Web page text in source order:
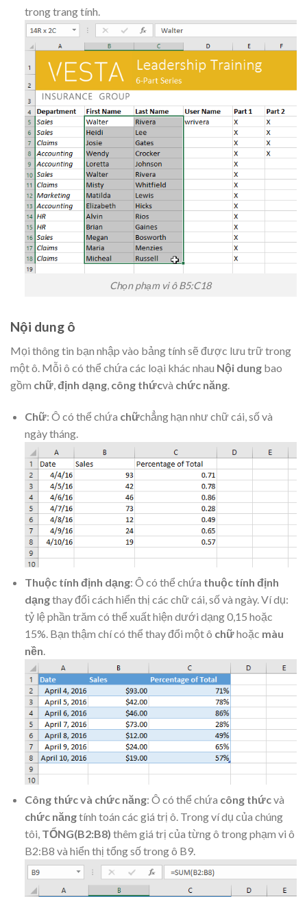
trong trang tính.
Chọn phạm vi ô B5:C18
Nội dung ô
Mọi thông tin bạn nhập vào bảng tính sẽ được lưu trữ trong
một ô. Mỗi ô có thể chứa các loại khác nhau Nội dung bao
gồm chữ,định dạng, công thứcvà chức năng.
Chữ: Ô có thể chứa chữchẳng hạn như chữ cái, số và
ngày tháng.
Thuộc tính định dạng: Ô có thể chứa thuộc tính định
dạngthay đổi cách hiển thị các chữ cái, số và ngày. Ví dụ:
tỷ lệ phần trăm có thể xuất hiện dưới dạng 0,15 hoặc
15%. Bạn thậm chí có thể thay đổi một ô chữhoặc màu
nền.
Công thức và chức năng: Ô có thể chứa công thứcvà
chức năngtính toán các giá trị ô. Trong ví dụ của chúng
tôi, TỔNG(B2:B8) thêm giá trị của từng ô trong phạm vi ô
B2:B8 và hiển thị tổng số trong ô B9.